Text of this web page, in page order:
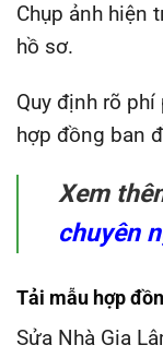
Chụp ảnh hiện
hồ sơ.
Quy định rõ
hợp đồng ban
Xem
chuyên
Tải mẫu hợp
Sửa Nhà Gia